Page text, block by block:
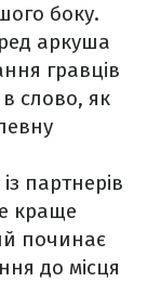
боку.
аркуша
гравців
слово, як
партнерів
краще
починає
до місця